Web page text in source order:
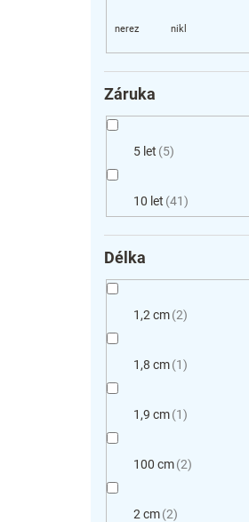
Záruka
5 let 5
10 let 41
Délka
1,2 cm 2
1,8 cm 1
1,9 cm 1
100 cm 2
2 cm 2